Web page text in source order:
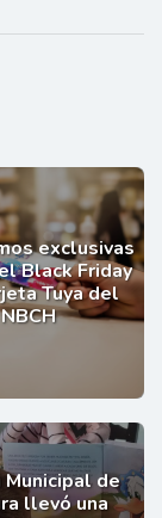
exclusivas
Black Friday
Tuya del
NBCH
Municipal de
llevó una